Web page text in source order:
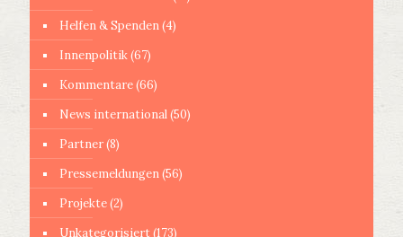
Helfen & Spenden(4)
Innenpolitik(67)
Kommentare(66)
News international(50)
Partner(8)
Pressemeldungen(56)
Projekte(2)
Unkategorisiert(173)